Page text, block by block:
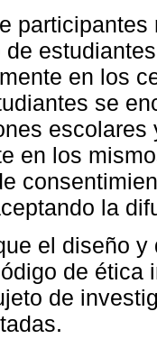
de
en los
se
en los
la
el diseño
de ética
de